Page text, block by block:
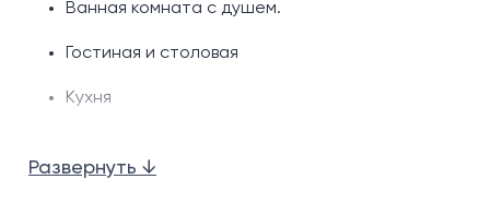
Ванная комната с душем.
Гостиная и столовая
Кухня
Развернуть ↓